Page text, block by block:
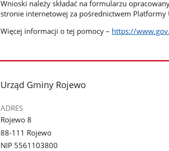
Wnioski należy składać na formularzu
stronie internetowej za pośrednictwem Platformy
Więcej informacji o tej pomocy – https://
stopka
Urząd Gminy Rojewo
ADRES
Rojewo 8
88-111 Rojewo
NIP 5561103800